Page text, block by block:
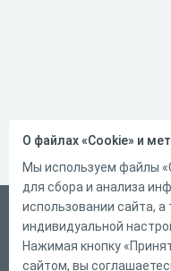
Русский
Справка
О файлах «Cookie» и
Мы используем файлы
для сбора и анализа
использовании сайта,
индивидуальной
Нажимая кнопку
сайтом, вы